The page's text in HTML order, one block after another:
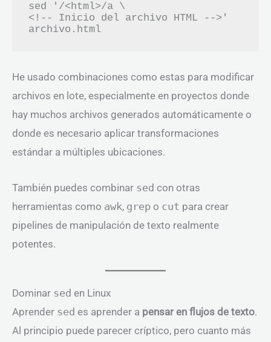
sed '/<html>/a \
<!-- Inicio del archivo HTML -->'
He usado combinaciones como estas para modificar
archivos en lote, especialmente en proyectos donde
hay muchos archivos generados automáticamente o
donde es necesario aplicar transformaciones
estándar a múltiples ubicaciones.
También puedes combinar sed con otras
herramientas como awk, grep o cut para crear
pipelines de manipulación de texto realmente
potentes.
Dominar sed en Linux
Aprender sed es aprender a pensar en flujos de texto.
Al principio puede parecer críptico, pero cuanto más